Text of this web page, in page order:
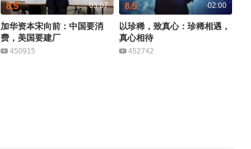
03:07
8.5
加华资本宋向前：中国要消
费，美国要建厂
450915
02:00
8.5
以珍稀，致真心：珍稀相遇，
真心相待
452742